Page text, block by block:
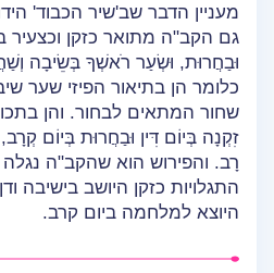
מעניין הדבר שב'שיר הכבוד'
גם הקב"ה מתואר כזקן וכצעיר
וּבַחֲרוּת, וּשְׂעַר רֹאשְׁךָ בְּשֵׂיבָה
כלומר הן בתיאור הפיזי שער
שחור המתאים לבחור. והן
זִקְנָה בְּיוֹם דִּין וּבַחֲרוּת בְּיוֹם
רָב. והפירוש הוא שהקב"ה נגלה
התגלויות כזקן היושב בישיבה
היוצא למלחמה ביום קרב.